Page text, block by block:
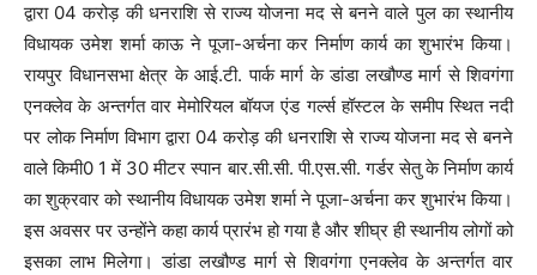
द्वारा 04 करोड़ की धनराशि से राज्य योजना मद से बनने वाले पुल का स्थानीय
विधायक उमेश शर्मा काऊ ने पूजा-अर्चना कर निर्माण कार्य का शुभारंभ किया।
रायपुर विधानसभा क्षेत्र के आई.टी. पार्क मार्ग के डांडा लखौण्ड मार्ग से शिवगंगा
एनक्लेव के अन्तर्गत वार मेमोरियल बॉयज एंड गर्ल्स हॉस्टल के समीप स्थित नदी
पर लोक निर्माण विभाग द्वारा 04 करोड़ की धनराशि से राज्य योजना मद से बनने
वाले किमी0 1 में 30 मीटर स्पान बार.सी.सी. पी.एस.सी. गर्डर सेतु के निर्माण कार्य
का शुक्रवार को स्थानीय विधायक उमेश शर्मा ने पूजा-अर्चना कर शुभारंभ किया।
इस अवसर पर उन्होंने कहा कार्य प्रारंभ हो गया है और शीघ्र ही स्थानीय लोगों को
इसका लाभ मिलेगा। डांडा लखौण्ड मार्ग से शिवगंगा एनक्लेव के अन्तर्गत वार